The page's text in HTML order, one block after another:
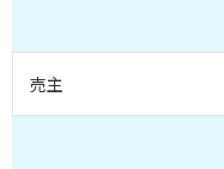
売主